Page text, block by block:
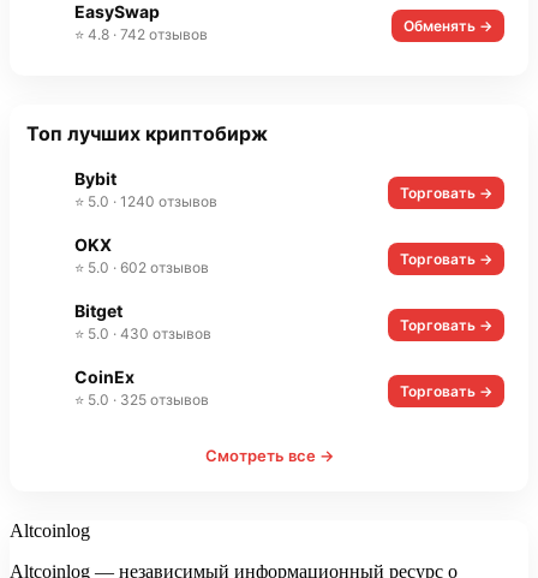
EasySwap
⭐ 4.8 · 742 отзывов Обменять →
Топ лучших криптобирж
Bybit
⭐ 5.0 · 1240 отзывов Торговать →
OKX
⭐ 5.0 · 602 отзывов Торговать →
Bitget
⭐ 5.0 · 430 отзывов Торговать →
CoinEx
⭐ 5.0 · 325 отзывов Торговать →
Смотреть все →
Altcoinlog
Altcoinlog — независимый информационный ресурс о